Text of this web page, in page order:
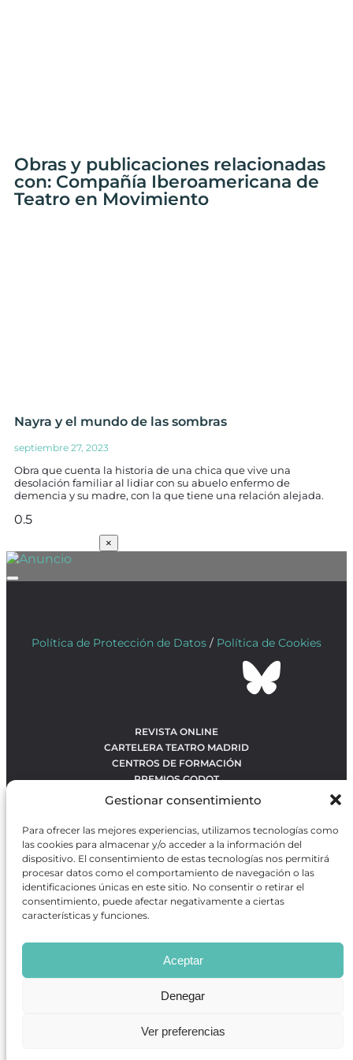
Gestionar consentimiento
Para ofrecer las mejores experiencias, utilizamos tecnologías como
las cookies para almacenar y/o acceder a la información del
dispositivo. El consentimiento de estas tecnologías nos permitirá
procesar datos como el comportamiento de navegación o las
identificaciones únicas en este sitio. No consentir o retirar el
consentimiento, puede afectar negativamente a ciertas
características y funciones.
Aceptar
Denegar
Ver preferencias
Obras y publicaciones relacionadas
con: Compañía Iberoamericana de
Teatro en Movimiento
Nayra y el mundo de las sombras
septiembre 27, 2023
Obra que cuenta la historia de una chica que vive una
desolación familiar al lidiar con su abuelo enfermo de
demencia y su madre, con la que tiene una relación alejada.
×
Política de Protección de Datos / Política de Cookies
REVISTA ONLINE
CARTELERA TEATRO MADRID
CENTROS DE FORMACIÓN
PREMIOS GODOT
CONTACTO
OBRAS MÁS VOTADAS
RANKING MEJORES OBRAS
BÚSQUEDA AVANZADA DE OBRAS
Revista GODOTes una revista independiente especializada
en información sobre artes escénicas de Madrid, gratuita y
que se distribuye en espacios escénicos, además de otros
puntos de interés turístico y de ocio de la capital.